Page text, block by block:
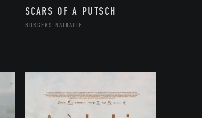
SCARS OF A PUTSCH
BORGERS NATHALIE